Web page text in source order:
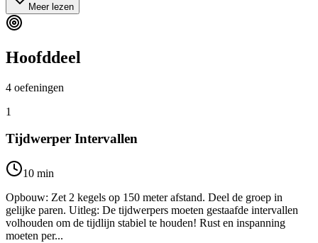
Meer lezen
Hoofddeel
4 oefeningen
1
Tijdwerper Intervallen
10 min
Opbouw: Zet 2 kegels op 150 meter afstand. Deel de groep in
gelijke paren. Uitleg: De tijdwerpers moeten gestaafde intervallen
volhouden om de tijdlijn stabiel te houden! Rust en inspanning
moeten per...